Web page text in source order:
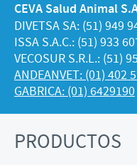
CEVA Salud Animal
DIVETSA SA: (51) 949
ISSA S.A.C.: (51) 933
VECOSUR S.R.L.: (51)
ANDEANVET: (01) 402
GABRICA: (01) 6429190
PRODUCTOS